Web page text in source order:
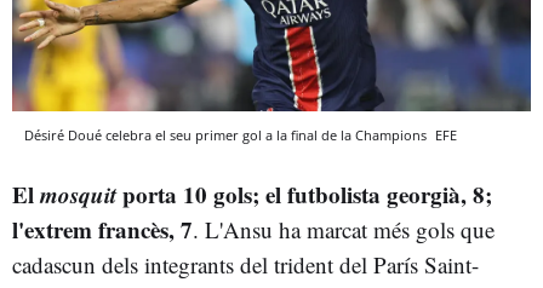
Désiré Doué celebra el seu primer gol a la final de la Champions EFE
Elmosquitporta 10 gols; el futbolista georgià, 8;
l'extrem francès, 7. L'Ansu ha marcat més gols que
cadascun dels integrants del trident del París Saint-